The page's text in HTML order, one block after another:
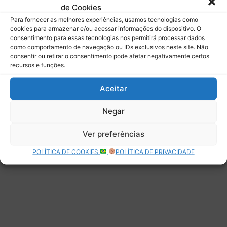
de Cookies
Para fornecer as melhores experiências, usamos tecnologias como
cookies para armazenar e/ou acessar informações do dispositivo. O
consentimento para essas tecnologias nos permitirá processar dados
como comportamento de navegação ou IDs exclusivos neste site. Não
consentir ou retirar o consentimento pode afetar negativamente certos
recursos e funções.
Aceitar
Negar
Ver preferências
POLÍTICA DE COOKIES POLÍTICA DE PRIVACIDADE
Deixe uma resposta